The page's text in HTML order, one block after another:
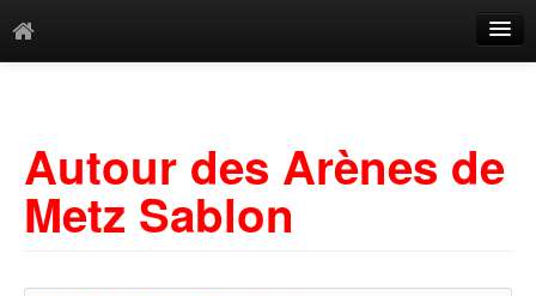
Mots-clés
Autour des Arènes de
Metz Sablon